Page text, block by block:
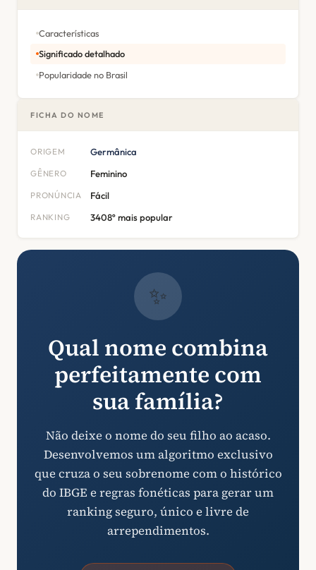
Características
Significado detalhado
Popularidade no Brasil
FICHA DO NOME
ORIGEM Germânica
GÊNERO Feminino
PRONÚNCIA Fácil
RANKING 3408º mais popular
✨
Qual nome combina
perfeitamente com
sua família?
Não deixe o nome do seu filho ao acaso.
Desenvolvemos um algoritmo exclusivo
que cruza o seu sobrenome com o histórico
do IBGE e regras fonéticas para gerar um
ranking seguro, único e livre de
arrependimentos.